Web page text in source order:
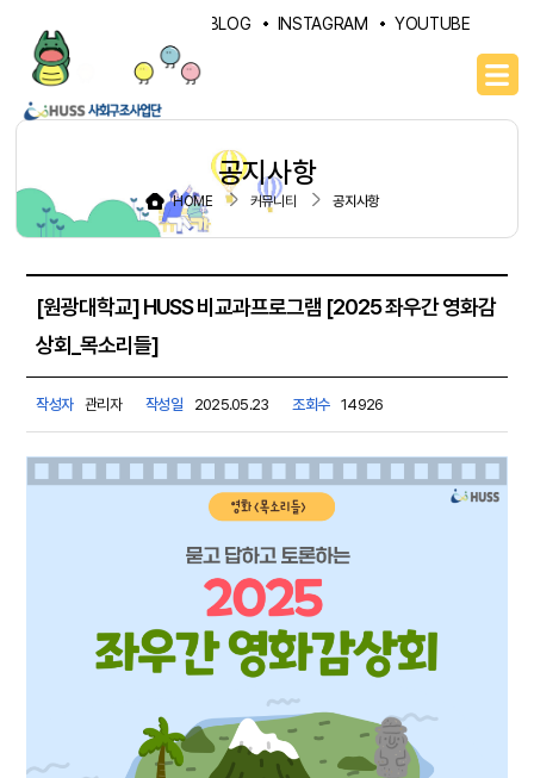
NAVER BLOG INSTAGRAM YOUTUBE
공지사항
HOME 커뮤니티 공지사항
[원광대학교] HUSS 비교과프로그램 [2025 좌우간 영화감
상회_목소리들]
작성자 관리자 작성일 2025.05.23 조회수 14926